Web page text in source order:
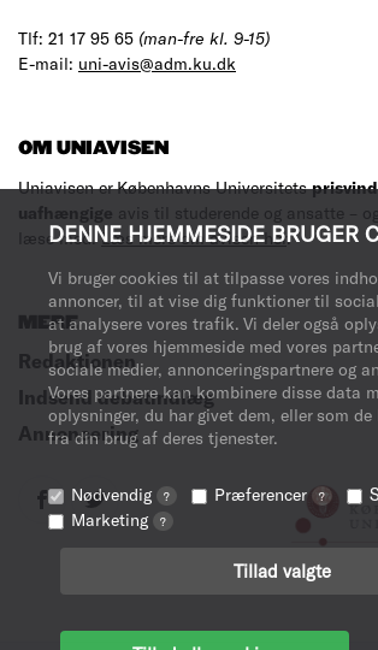
DENNE HJEMMESIDE BRUGER
Vi bruger cookies til at tilpasse vores
annoncer, til at vise dig funktioner til
at analysere vores trafik. Vi deler også
brug af vores hjemmeside med vores
sociale medier, annonceringspartnere og
Vores partnere kan kombinere disse data
oplysninger, du har givet dem, eller som
fra din brug af deres tjenester.
Nødvendig ? Præferencer ?
Marketing ?
Tillad valgte
Tlf: 21 17 95 65 (man-fre kl. 9-15)
E-mail: uni-avis@adm.ku.dk
OM UNIAVISEN
Uniavisen er Københavns Universitets
uafhængige avis til studerende og ansatte –
læse med.Læs mere om avisen her.
MERE
Redaktionen
Indsend debatindlæg
Annoncering